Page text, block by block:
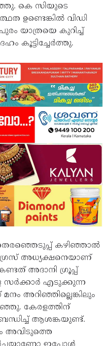
കെ സിയുടെ
ഉണ്ടെങ്കിൽ വിഡി
യാത്രയെ കുറിച്ച്
കൂട്ടിച്ചേർത്തു.
കഴിഞ്ഞാൽ
അധ്യക്ഷനെയാണ്
അദാനി ഗ്രൂപ്പ്
സർക്കാർ എടുക്കുന്ന
അറിഞ്ഞില്ലെങ്കിലും
കേരളത്തിന്
ആശങ്കയുണ്ട്.
അവിടുത്തെ